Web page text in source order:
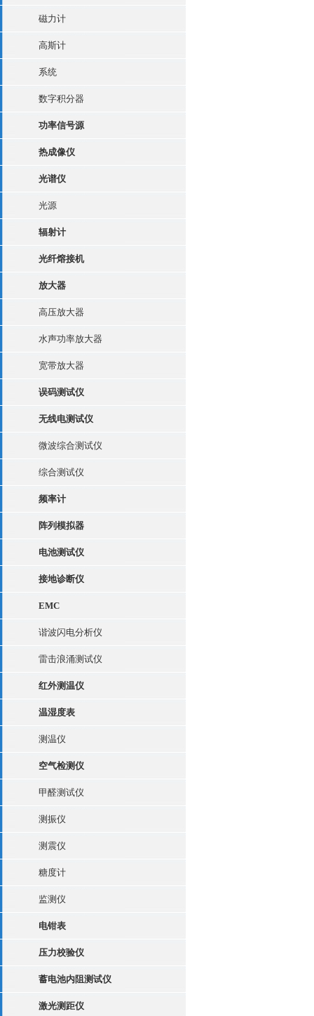
磁力计
高斯计
系统
数字积分器
功率信号源
热成像仪
光谱仪
光源
辐射计
光纤熔接机
放大器
高压放大器
水声功率放大器
宽带放大器
误码测试仪
无线电测试仪
微波综合测试仪
综合测试仪
频率计
阵列模拟器
电池测试仪
接地诊断仪
EMC
谐波闪电分析仪
雷击浪涌测试仪
红外测温仪
温湿度表
测温仪
空气检测仪
甲醛测试仪
测振仪
测震仪
糖度计
监测仪
电钳表
压力校验仪
蓄电池内阻测试仪
激光测距仪